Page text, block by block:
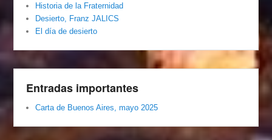
Historia de la Fraternidad
Desierto, Franz JALICS
El día de desierto
Entradas importantes
Carta de Buenos Aires, mayo 2025